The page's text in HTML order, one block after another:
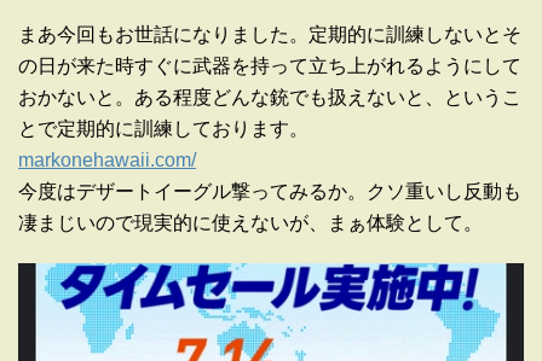
まあ今回もお世話になりました。定期的に訓練しないとそ
の日が来た時すぐに武器を持って立ち上がれるようにして
おかないと。ある程度どんな銃でも扱えないと、というこ
とで定期的に訓練しております。
markonehawaii.com/
今度はデザートイーグル撃ってみるか。クソ重いし反動も
凄まじいので現実的に使えないが、まぁ体験として。